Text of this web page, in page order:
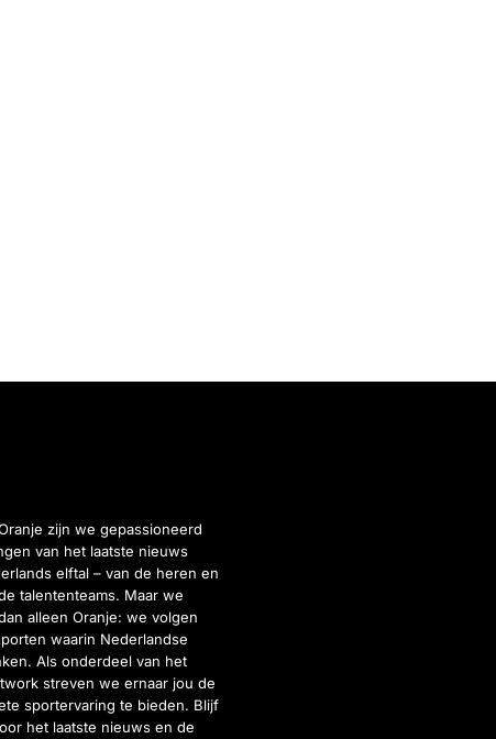
zijn we gepassioneerd
van het laatste nieuws
elftal – van de heren en
talententeams. Maar we
alleen Oranje: we volgen
waarin Nederlandse
Als onderdeel van het
streven we ernaar jou de
sportervaring te bieden. Blijf
het laatste nieuws en de